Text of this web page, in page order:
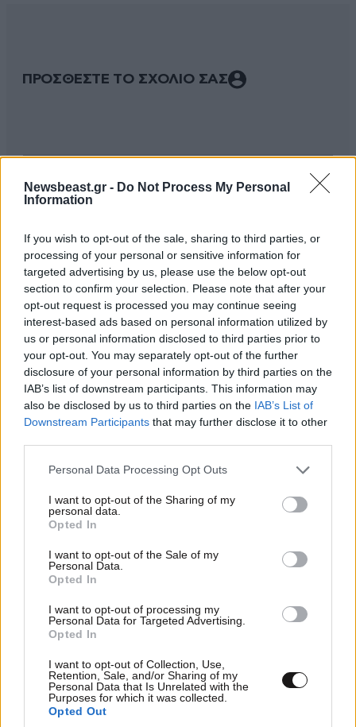
Newsbeast.gr - Do Not Process My Personal
Information
If you wish to opt-out of the sale, sharing to third parties, or
processing of your personal or sensitive information for
targeted advertising by us, please use the below opt-out
section to confirm your selection. Please note that after your
opt-out request is processed you may continue seeing
interest-based ads based on personal information utilized by
us or personal information disclosed to third parties prior to
your opt-out. You may separately opt-out of the further
disclosure of your personal information by third parties on the
IAB’s list of downstream participants. This information may
also be disclosed by us to third parties on the IAB’s List of
Downstream Participants that may further disclose it to other
Please note that this website/app uses one or more Google
not limited to your visit or usage behaviour. You may click to
grant or deny consent to Google and its third-party tags to
use your data for below specified purposes in below Google
consent section.
Personal Data Processing Opt Outs
I want to opt-out of the Sharing of my
personal data.
Opted In
I want to opt-out of the Sale of my
Personal Data.
Opted In
I want to opt-out of processing my
Personal Data for Targeted Advertising.
Opted In
I want to opt-out of Collection, Use,
Retention, Sale, and/or Sharing of my
Personal Data that Is Unrelated with the
Purposes for which it was collected.
Opted Out
ΠΡΟΣΘΕΣΤΕ ΤΟ ΣΧΟΛΙΟ ΣΑΣ
Xαρακτήρες: 0/1000
Διαβάστε και ακολουθήστε τους κανόνες σχολιασμού
ΠΡΟΣΘΗΚΗ
@Καλά 10·05·2026 09:12
λύνουν τις διαφορές τους μόνο με τα όπλα... τι άλλο
να τούς πει ότι ζούμε στο 2026...και όχι στο 1916..!!!